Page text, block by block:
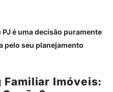
é uma decisão puramente
pelo seu planejamento
Familiar Imóveis: